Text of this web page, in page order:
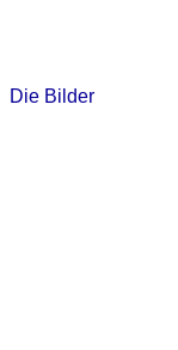
Die Bilder